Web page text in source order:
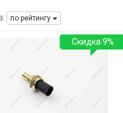
по рейтингу
Скидка 9%